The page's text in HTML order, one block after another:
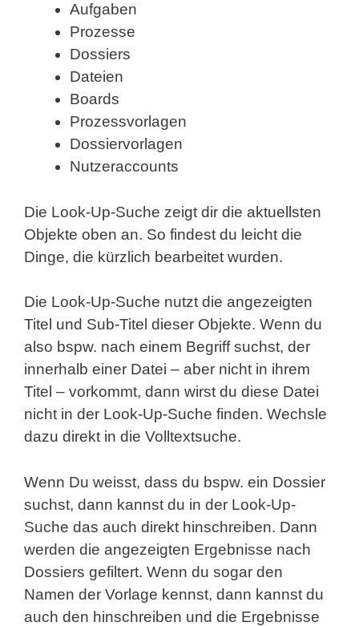
Aufgaben
Prozesse
Dossiers
Dateien
Boards
Prozessvorlagen
Dossiervorlagen
Nutzeraccounts
Die Look-Up-Suche zeigt dir die aktuellsten
Objekte oben an. So findest du leicht die
Dinge, die kürzlich bearbeitet wurden.
Die Look-Up-Suche nutzt die angezeigten
Titel und Sub-Titel dieser Objekte. Wenn du
also bspw. nach einem Begriff suchst, der
innerhalb einer Datei – aber nicht in ihrem
Titel – vorkommt, dann wirst du diese Datei
nicht in der Look-Up-Suche finden. Wechsle
dazu direkt in die Volltextsuche.
Wenn Du weisst, dass du bspw. ein Dossier
suchst, dann kannst du in der Look-Up-
Suche das auch direkt hinschreiben. Dann
werden die angezeigten Ergebnisse nach
Dossiers gefiltert. Wenn du sogar den
Namen der Vorlage kennst, dann kannst du
auch den hinschreiben und die Ergebnisse